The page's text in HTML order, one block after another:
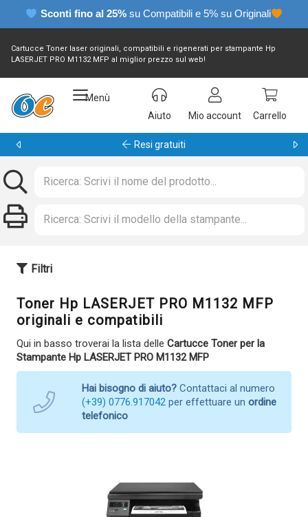
Sconti fino al 25% su Compatibili e 5% su Originali
Cartucce Toner laser originali, compatibili e rigenerati per stampante Hp
LASERJET PRO M1132 MFP al miglior prezzo sul web!
Menù
Aiuto
Mio account Carrello
Garanzia 24 mesi
Filtri
Toner Hp LASERJET PRO M1132 MFP
originali e compatibili
Qui in basso troverai la lista delle Cartucce Toner per la
Stampante Hp LASERJET PRO M1132 MFP
Hai bisogno di aiuto? Contattaci al numero
(+39) 0776.917042 per effettuare un ordine
telefonico